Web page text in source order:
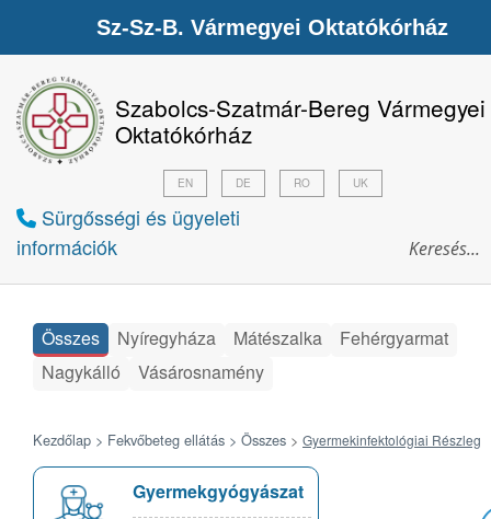
Szabolcs-Szatmár-Bereg Vármegyei
Oktatókórház
Sürgősségi és ügyeleti
információk
EN DE RO UK
Összes Nyíregyháza Mátészalka
Fehérgyarmat
Nagykálló
Vásárosnamény
Kezdőlap > Fekvőbeteg ellátás > Összes > Gyermekinfektológiai Részleg
Gyermekgyógyászat
Sz-Sz-B. Vármegyei Oktatókórház